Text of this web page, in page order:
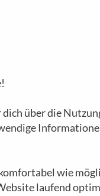
über die
wie
laufend